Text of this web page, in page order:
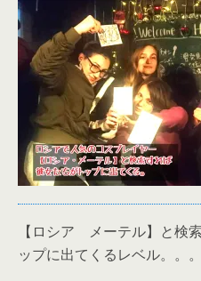
【ロシア メーテル】と検
ップに出てくるレベル。。。